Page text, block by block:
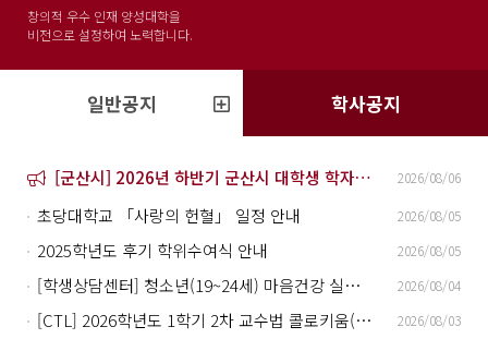
창의적 우수 인재 양성대학을
비전으로 설정하여 노력합니다.
일반공지
[군산시] 2026년 하반기 군산시 대학생 학자금 이자 지원사업 안내 2026/08/06
초당대학교 「사랑의 헌혈」 일정 안내 2026/08/05
2025학년도 후기 학위수여식 안내 2026/08/05
[학생상담센터] 청소년(19~24세) 마음건강 실태조사 참여 안내 2026/08/04
[CTL] 2026학년도 1학기 2차 교수법 콜로키움(지역대학 연계 교육혁신 공동 워크숍) 운영 안내 2026/08/03
학사공지